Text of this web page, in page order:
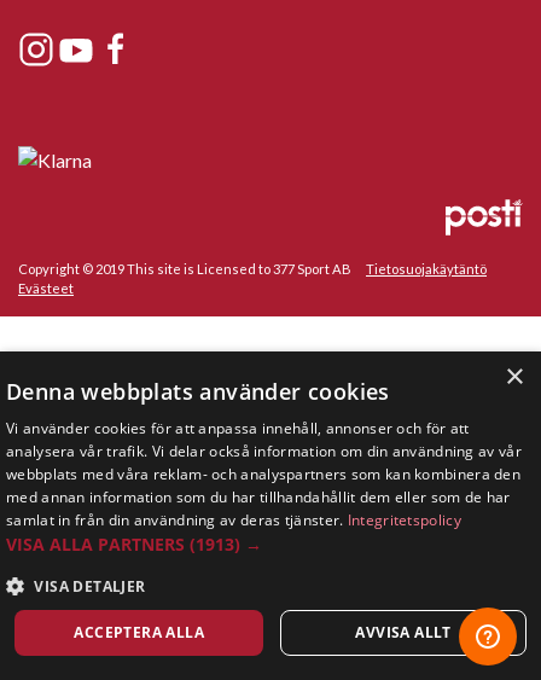
Copyright © 2019 This site is Licensed to 377 Sport AB
Tietosuojakäytäntö
Evästeet
×
Denna webbplats använder cookies
Vi använder cookies för att anpassa innehåll, annonser och för att
analysera vår trafik. Vi delar också information om din användning av vår
webbplats med våra reklam- och analyspartners som kan kombinera den
med annan information som du har tillhandahållit dem eller som de har
samlat in från din användning av deras tjänster. Integritetspolicy
VISA ALLA PARTNERS (1913) →
VISA DETALJER
ACCEPTERA ALLA AVVISA ALLT